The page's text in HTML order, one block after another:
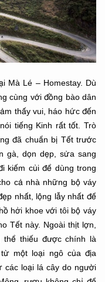
Mà Lé – Homestay. Dù
cùng với đồng bào dân
thấy vui, háo hức đến
tiếng Kinh rất tốt. Trò
đã chuẩn bị Tết trước
gà, dọn dẹp, sửa sang
kiếm củi để dùng trong
cả nhà những bộ váy
nhất, lộng lẫy nhất để
hởi khoe với tôi bộ váy
Tết này. Ngoài thịt lợn,
thiếu được chính là
một loại ngô của địa
các loại lá cây do người